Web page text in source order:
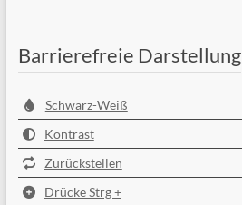
Barrierefreie Darstellung
Schwarz-Weiß
Kontrast
Zurückstellen
Drücke Strg +